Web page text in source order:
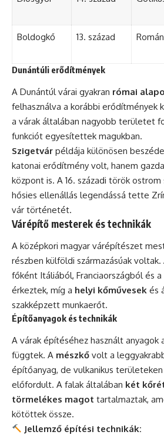
Boldogkő 13. század Román
Dunántúli erődítmények
A Dunántúl várai gyakran római
felhasználva a korábbi erődítmények
a várak általában nagyobb területet
funkciót egyesítettek magukban.
Szigetvár példája különösen
katonai erődítmény volt, hanem
központ is. A 16. századi török
hősies ellenállás legendássá tette
vár történetét.
Várépítő mesterek és technikák
A középkori magyar várépítészet
részben külföldi származásúak voltak.
főként Itáliából, Franciaországból és
érkeztek, míg a helyi kőművesek és
szakképzett munkaerőt.
Építőanyagok és technikák
A várak építéséhez használt
függtek. A mészkő volt a
építőanyag, de vulkanikus területeken
előfordult. A falak általában két
törmelékes magot tartalmaztak,
kötöttek össze.
Jellemző építési technikák: